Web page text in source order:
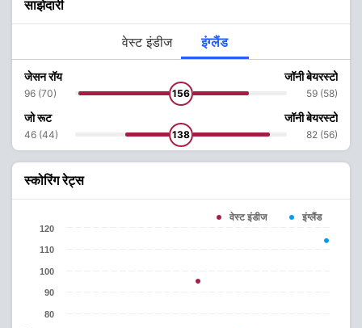
साझेदारी
वेस्ट इंडीज इंग्लैंड
जेसन रॉय
96 (70) 156
जॉनी बेयरस्टो
59 (58)
जो रूट
46 (44) 138
जॉनी बेयरस्टो
82 (56)
स्कोरिंग रेट्स
वेस्ट इंडीज इंग्लैंड
80
90
100
110
120